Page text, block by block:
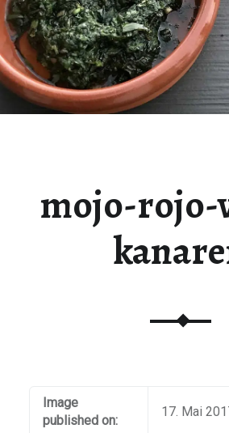
mojo-rojo-
Image
published on:
17. Mai